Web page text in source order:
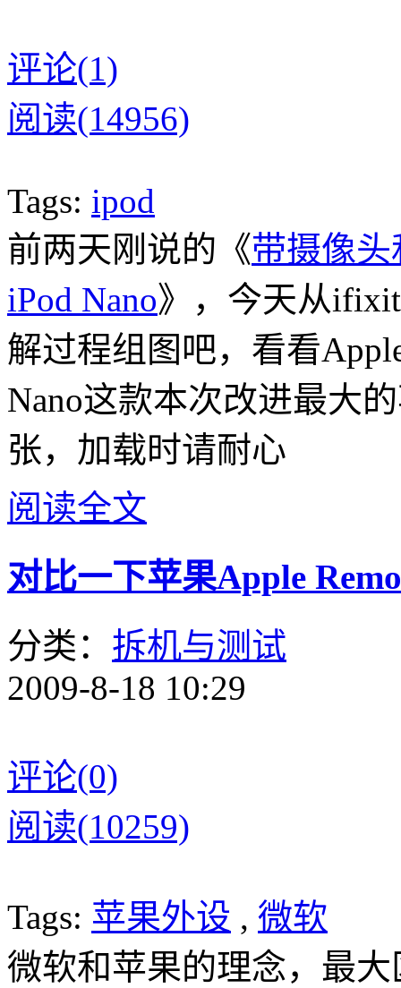
评论(1)
阅读(14956)
Tags: ipod
前两天刚说的《带摄像
iPod Nano》，今天从
解过程组图吧，看看
Nano这款本次改进最大
张，加载时请耐心
阅读全文
对比一下苹果Apple
分类： 拆机与测试
2009-8-18 10:29
评论(0)
阅读(10259)
Tags: 苹果外设 , 微软
微软和苹果的理念，最